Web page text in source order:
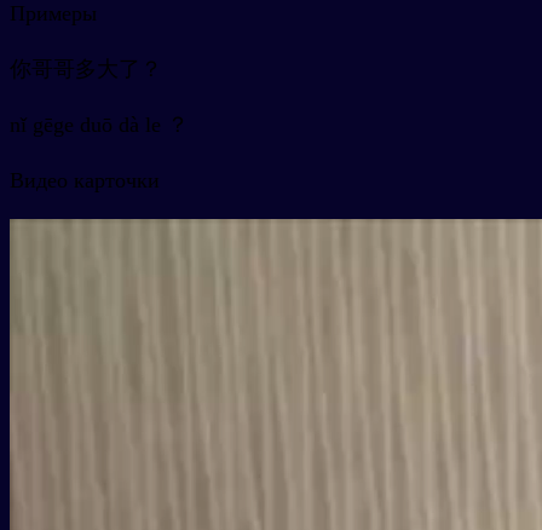
Примеры
你哥哥多大了？
nǐ gēge duō dà le ？
Видео карточки